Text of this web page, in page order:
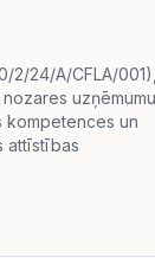
2/24/A/CFLA/001),
uzņēmumu
kompetences un
attīstības